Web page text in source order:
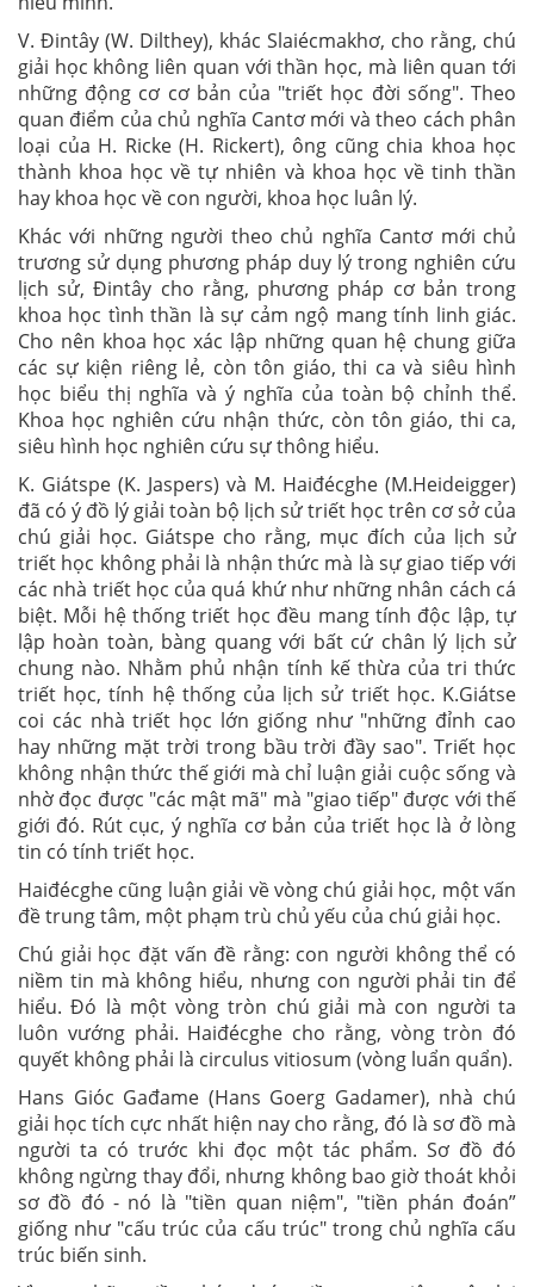
V. Đintây (W. Dilthey), khác Slaiécmakhơ, cho rằng, chú
giải học không liên quan với thần học, mà liên quan tới
những động cơ cơ bản của "triết học đời sống". Theo
quan điểm của chủ nghĩa Cantơ mới và theo cách phân
loại của H. Ricke (H. Rickert), ông cũng chia khoa học
thành khoa học về tự nhiên và khoa học về tinh thần
hay khoa học về con người, khoa học luân lý.
Khác với những người theo chủ nghĩa Cantơ mới chủ
trương sử dụng phương pháp duy lý trong nghiên cứu
lịch sử, Đintây cho rằng, phương pháp cơ bản trong
khoa học tình thần là sự cảm ngộ mang tính linh giác.
Cho nên khoa học xác lập những quan hệ chung giữa
các sự kiện riêng lẻ, còn tôn giáo, thi ca và siêu hình
học biểu thị nghĩa và ý nghĩa của toàn bộ chỉnh thể.
Khoa học nghiên cứu nhận thức, còn tôn giáo, thi ca,
siêu hình học nghiên cứu sự thông hiểu.
K. Giátspe (K. Jaspers) và M. Haiđécghe (M.Heideigger)
đã có ý đồ lý giải toàn bộ lịch sử triết học trên cơ sở của
chú giải học. Giátspe cho rằng, mục đích của lịch sử
triết học không phải là nhận thức mà là sự giao tiếp với
các nhà triết học của quá khứ như những nhân cách cá
biệt. Mỗi hệ thống triết học đều mang tính độc lập, tự
lập hoàn toàn, bàng quang với bất cứ chân lý lịch sử
chung nào. Nhằm phủ nhận tính kế thừa của tri thức
triết học, tính hệ thống của lịch sử triết học. K.Giátse
coi các nhà triết học lớn giống như "những đỉnh cao
hay những mặt trời trong bầu trời đầy sao". Triết học
không nhận thức thế giới mà chỉ luận giải cuộc sống và
nhờ đọc được "các mật mã" mà "giao tiếp" được với thế
giới đó. Rút cục, ý nghĩa cơ bản của triết học là ở lòng
tin có tính triết học.
Haiđécghe cũng luận giải về vòng chú giải học, một vấn
đề trung tâm, một phạm trù chủ yếu của chú giải học.
Chú giải học đặt vấn đề rằng: con người không thể có
niềm tin mà không hiểu, nhưng con người phải tin để
hiểu. Đó là một vòng tròn chú giải mà con người ta
luôn vướng phải. Haiđécghe cho rằng, vòng tròn đó
quyết không phải là circulus vitiosum (vòng luẩn quẩn).
Hans Gióc Gađame (Hans Goerg Gadamer), nhà chú
giải học tích cực nhất hiện nay cho rằng, đó là sơ đồ mà
người ta có trước khi đọc một tác phẩm. Sơ đồ đó
không ngừng thay đổi, nhưng không bao giờ thoát khỏi
sơ đồ đó - nó là "tiền quan niệm", "tiền phán đoán”
giống như "cấu trúc của cấu trúc" trong chủ nghĩa cấu
trúc biến sinh.